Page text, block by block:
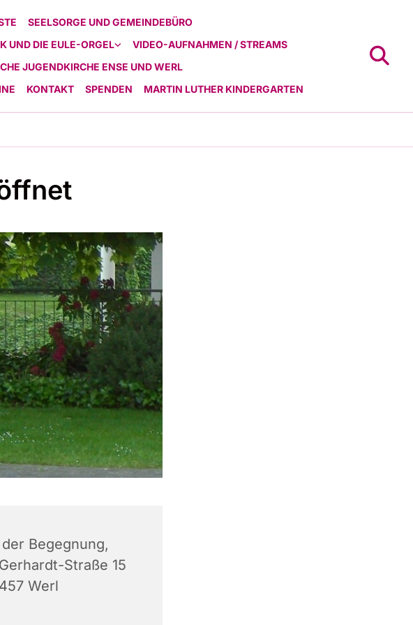
SEELSORGE UND GEMEINDEBÜRO
UND DIE EULE-ORGEL
VIDEO-AUFNAHMEN / STREAMS
JUGENDKIRCHE ENSE UND WERL
KONTAKT SPENDEN MARTIN LUTHER KINDERGARTEN
Begegnung,
Straße 15
Werl